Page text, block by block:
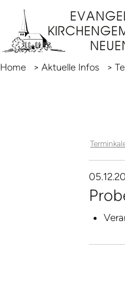
Home > Aktuelle Infos >